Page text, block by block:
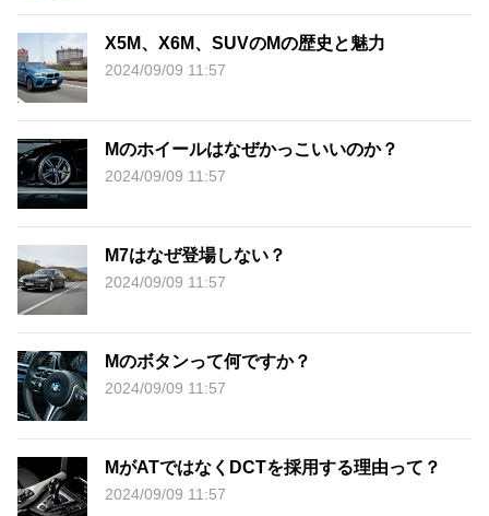
X5M、X6M、SUVのMの歴史と魅力
2024/09/09 11:57
Mのホイールはなぜかっこいいのか？
2024/09/09 11:57
M7はなぜ登場しない？
2024/09/09 11:57
Mのボタンって何ですか？
2024/09/09 11:57
MがATではなくDCTを採用する理由って？
2024/09/09 11:57